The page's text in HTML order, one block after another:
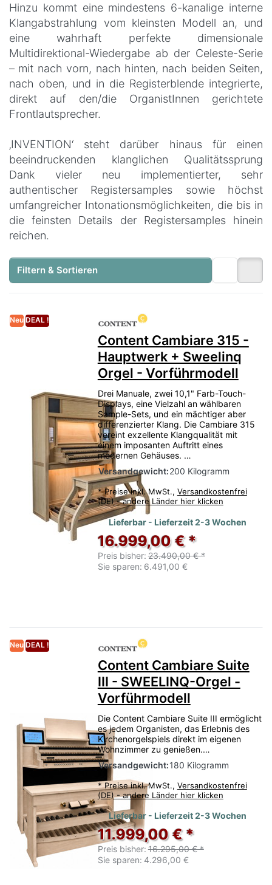
Hinzu kommt eine mindestens 6-kanalige interne
Klangabstrahlung vom kleinsten Modell an, und
eine wahrhaft perfekte dimensionale
Multidirektional-Wiedergabe ab der Celeste-Serie
– mit nach vorn, nach hinten, nach beiden Seiten,
nach oben, und in die Registerblende integrierte,
direkt auf den/die OrganistInnen gerichtete
Frontlautsprecher.
‚INVENTION‘ steht darüber hinaus für einen
beeindruckenden klanglichen Qualitätssprung
Dank vieler neu implementierter, sehr
authentischer Registersamples sowie höchst
umfangreicher Intonationsmöglichkeiten, die bis in
die feinsten Details der Registersamples hinein
reichen.
Filtern & Sortieren
Neu DEAL !
Content Cambiare 315 -
Hauptwerk + Sweelinq
Orgel - Vorführmodell
Drei Manuale, zwei 10,1" Farb-Touch-
Displays, eine Vielzahl an wählbaren
Sample-Sets, und ein mächtiger aber
differenzierter Klang. Die Cambiare 315
vereint exzellente Klangqualität mit
einem imposanten Auftritt eines
modernen Gehäuses. …
Versandgewicht:200 Kilogramm
* Preise inkl. MwSt., Versandkostenfrei
(DE) - andere Länder hier klicken
Lieferbar - Lieferzeit 2-3 Wochen
16.999,00 € *
Preis bisher: 23.490,00 € *
Sie sparen: 6.491,00 €
Neu DEAL !
Content Cambiare Suite
III - SWEELINQ-Orgel -
Vorführmodell
Die Content Cambiare Suite III ermöglicht
es jedem Organisten, das Erlebnis des
Kirchenorgelspiels direkt im eigenen
Wohnzimmer zu genießen.…
Versandgewicht:180 Kilogramm
* Preise inkl. MwSt., Versandkostenfrei
(DE) - andere Länder hier klicken
Lieferbar - Lieferzeit 2-3 Wochen
11.999,00 € *
Preis bisher: 16.295,00 € *
Sie sparen: 4.296,00 €